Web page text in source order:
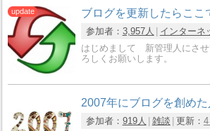
ブログを更新したらここ
参加者： 3,957人 インターネ
はじめまして 新管理人にさせ
ろしくお願いします。
2007年にブログを創め
参加者： 919人 雑談 更新：